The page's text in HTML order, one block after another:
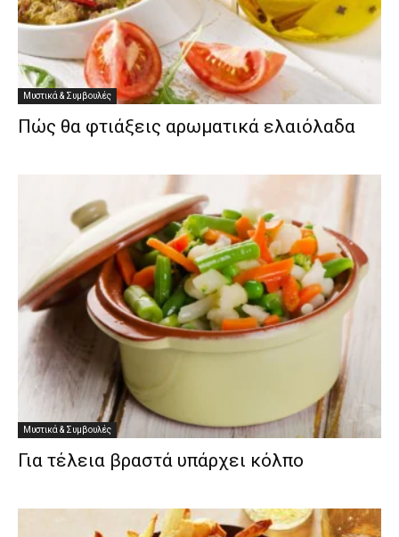
Μυστικά & Συμβουλές
Πώς θα φτιάξεις αρωματικά ελαιόλαδα
Μυστικά & Συμβουλές
Για τέλεια βραστά υπάρχει κόλπο